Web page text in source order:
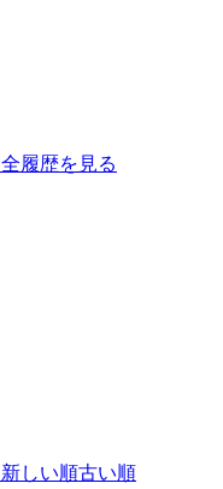
全履歴を見る
新しい順古い順